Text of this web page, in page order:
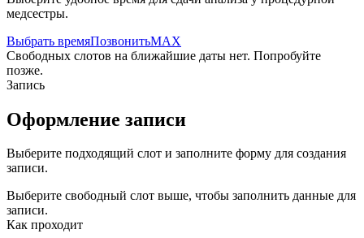
медсестры.
Выбрать времяПозвонитьMAX
Свободных слотов на ближайшие даты нет. Попробуйте
позже.
Запись
Оформление записи
Выберите подходящий слот и заполните форму для создания
записи.
Выберите свободный слот выше, чтобы заполнить данные для
записи.
Как проходит